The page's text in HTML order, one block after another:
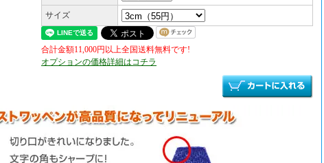
サイズ
合計金額11,000円以上全国送料無料です!
オプションの価格詳細はコチラ